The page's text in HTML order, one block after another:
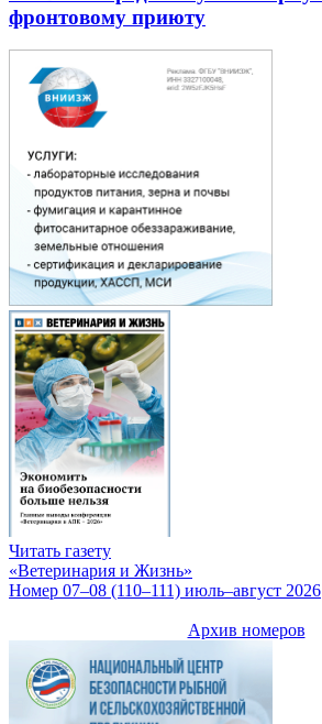
фронтовому приюту
Читать газету
«Ветеринария и Жизнь»
Номер 07–08 (110–111) июль–август 2026
Архив номеров